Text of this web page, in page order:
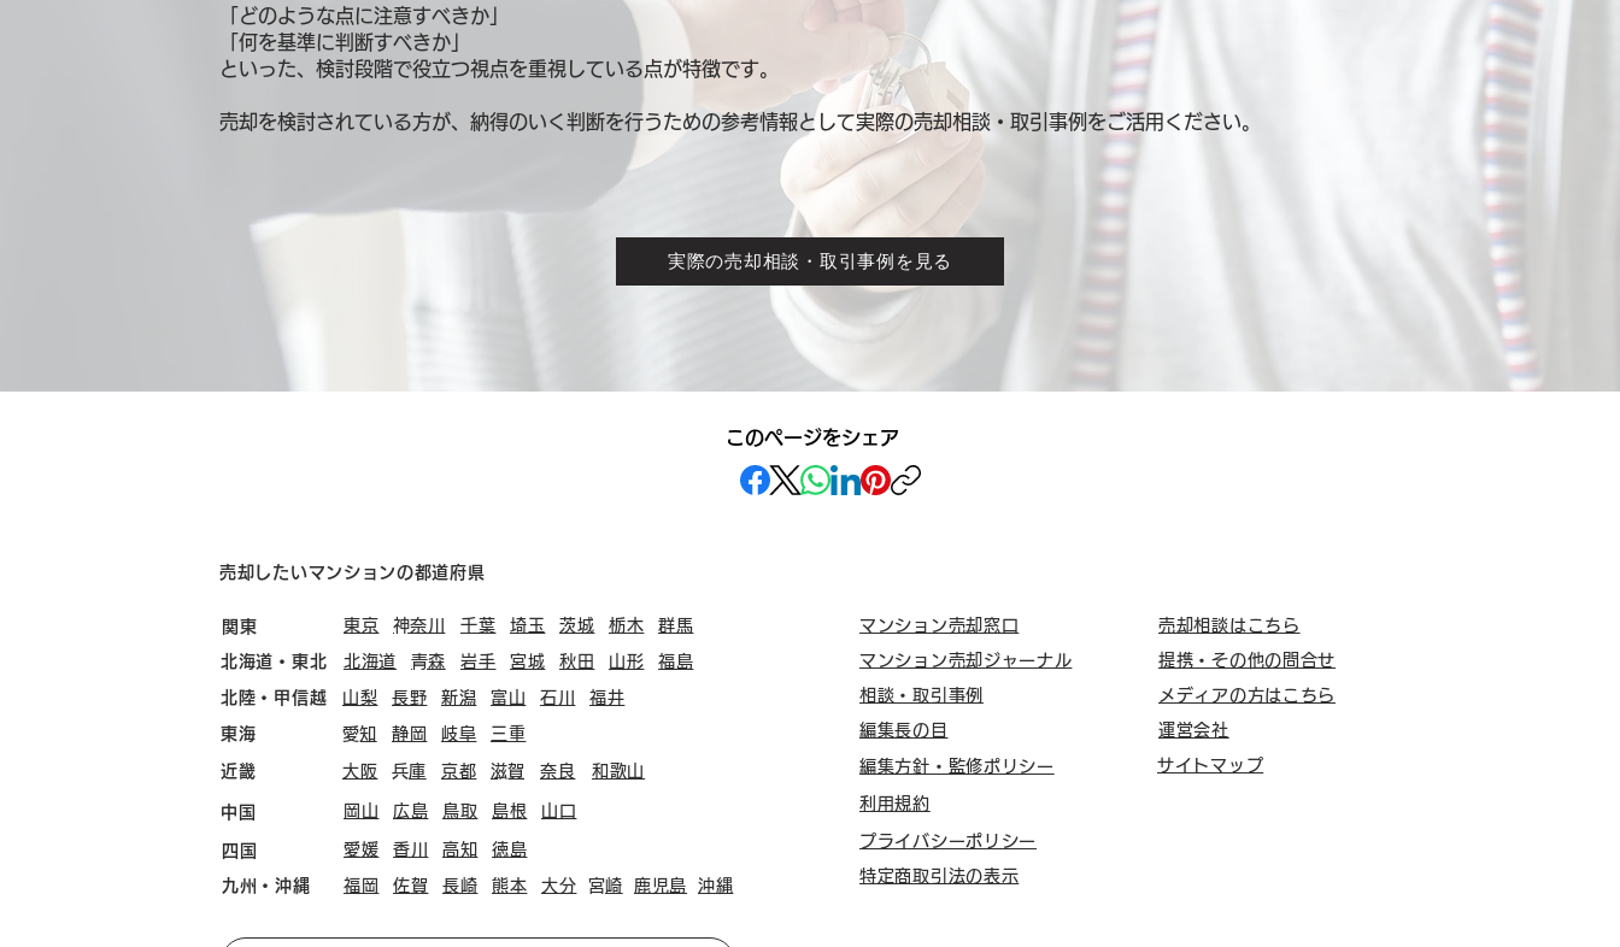
「どのような点に注意すべきか」
「何を基準に判断すべきか」
といった、検討段階で役立つ視点を重視している点が特徴です。
売却を検討されている方が、納得のいく判断を行うための参考情報として実際の売却相談・取引事例をご活用ください。
実際の売却相談・取引事例を見る
このページをシェア
売却したいマンションの都道府県
関東
北海道・東北
北陸・甲信越
東海
東京 ​神奈川 千葉 埼玉 茨城 栃木
北海道 ​青森 岩手 宮城 秋田 山形
山梨
​愛知
長野
静岡
新潟
岐阜
富山 石川 福井
三重
群馬
福島
近畿 大阪 ​兵庫 京都 ​滋賀 奈良 和歌山
中国 岡山 広島 鳥取 島根 山口
四国
九州・沖縄
愛媛
福岡
香川
佐賀
高知
長崎
徳島
熊本 大分 ​宮崎 鹿児島 沖縄
マンション売却窓口
マンション売却ジャーナル
相談・取引事例
編集長の目
編集方針・監修ポリシー
売却相談はこちら
提携・その他の問合せ
メディアの方はこちら
運営会社
サイトマップ
利用規約
プライバシーポリシー
特定商取引法の表示